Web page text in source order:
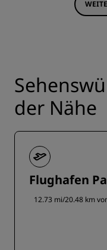
der Nähe
Flughafen
12.73 mi/20.48 km